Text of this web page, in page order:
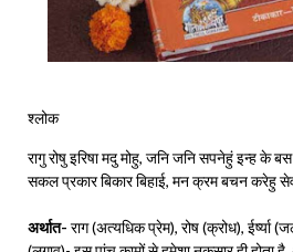
श्लोक
रागु रोषु इरिषा मदु मोहु, जनि जनि सपनेहुं इन्ह के
सकल प्रकार बिकार बिहाई, मन क्रम बचन करेहु
अर्थात- राग (अत्यधिक प्रेम), रोष (क्रोध), ईर्ष्या